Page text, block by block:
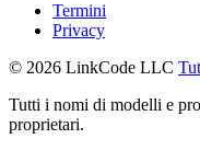
Termini
Privacy
© 2026 LinkCode LLC
Tutti i nomi di modelli e
proprietari.